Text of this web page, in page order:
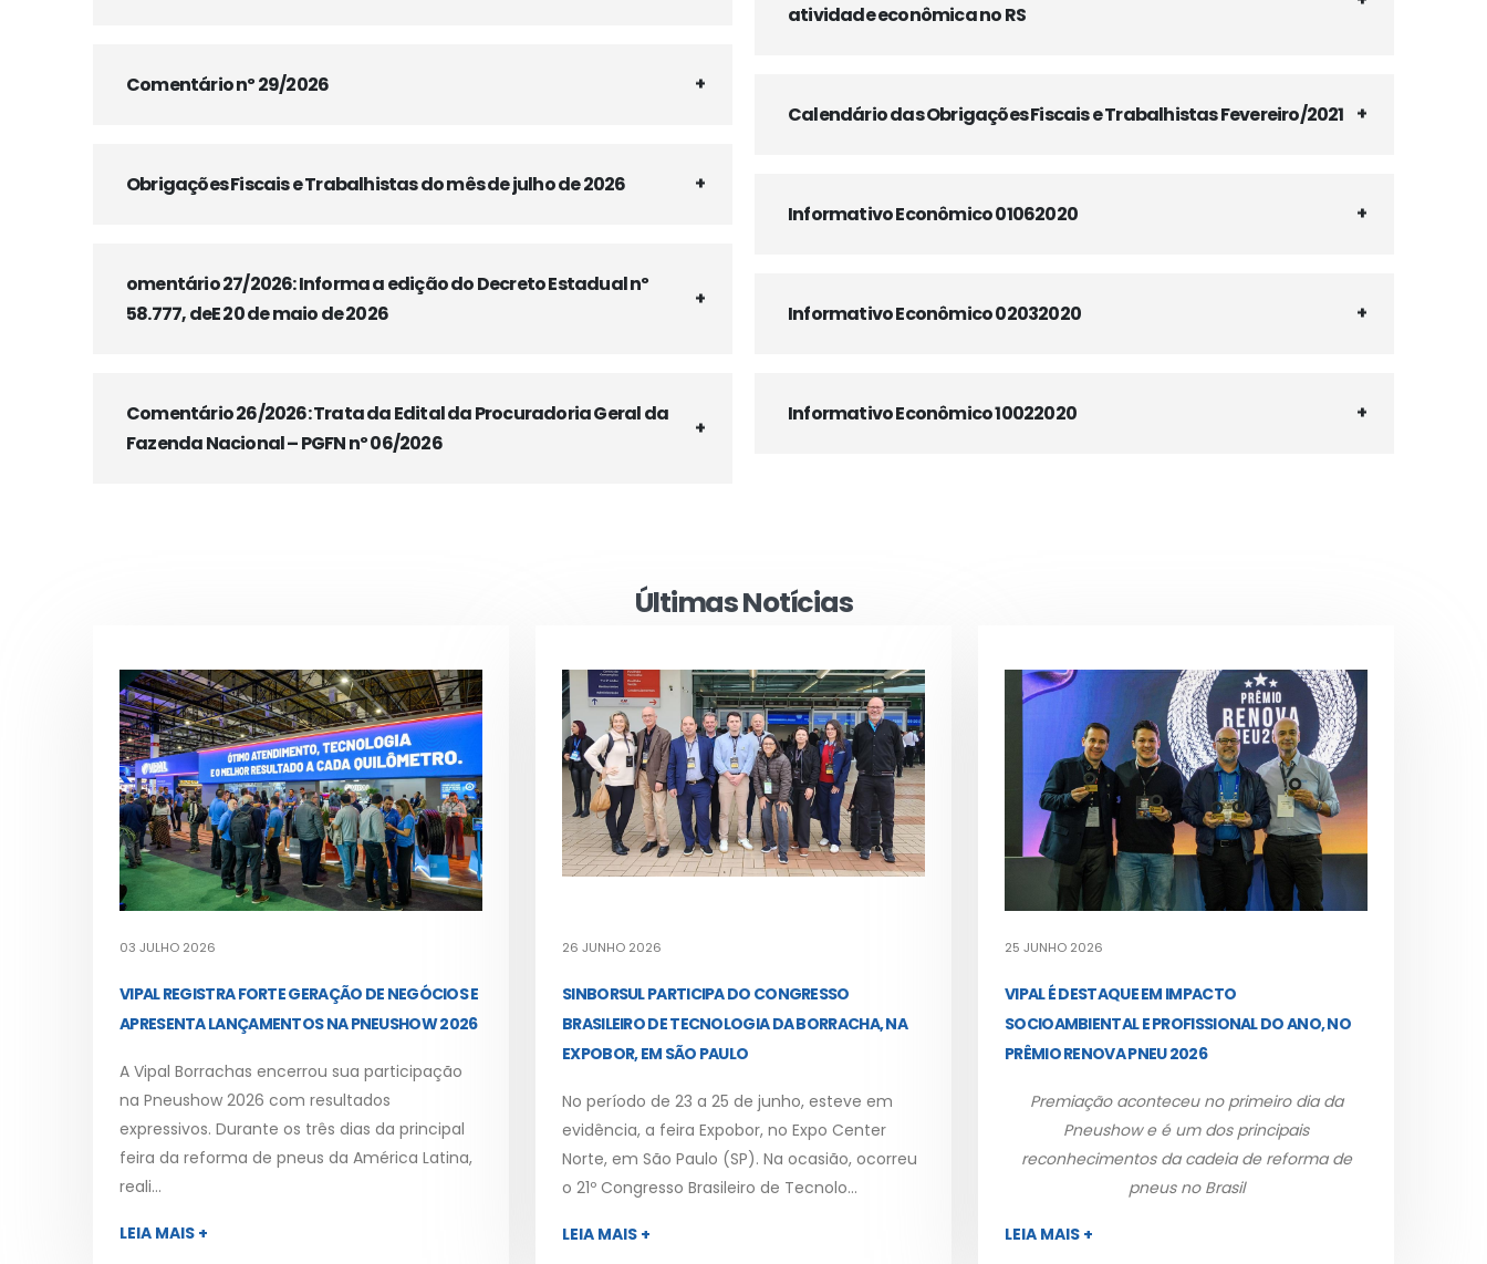
Comentário nº 29/2026
Obrigações Fiscais e Trabalhistas do mês de julho de 2026
omentário 27/2026: Informa a edição do Decreto Estadual nº
58.777, deE 20 de maio de 2026
Comentário 26/2026: Trata da Edital da Procuradoria Geral da
Fazenda Nacional – PGFN nº 06/2026
atividade econômica no RS
Calendário das Obrigações Fiscais e Trabalhistas Fevereiro/2021
Informativo Econômico 01062020
Informativo Econômico 02032020
Informativo Econômico 10022020
Últimas Notícias
03 JULHO 2026
VIPAL REGISTRA FORTE GERAÇÃO DE NEGÓCIOS E
APRESENTA LANÇAMENTOS NA PNEUSHOW 2026
A Vipal Borrachas encerrou sua participação
na Pneushow 2026 com resultados
expressivos. Durante os três dias da principal
feira da reforma de pneus da América Latina,
reali...
LEIA MAIS +
26 JUNHO 2026
SINBORSUL PARTICIPA DO CONGRESSO
BRASILEIRO DE TECNOLOGIA DA BORRACHA, NA
EXPOBOR, EM SÃO PAULO
No período de 23 a 25 de junho, esteve em
evidência, a feira Expobor, no Expo Center
Norte, em São Paulo (SP). Na ocasião, ocorreu
o 21º Congresso Brasileiro de Tecnolo...
LEIA MAIS +
25 JUNHO 2026
VIPAL É DESTAQUE EM IMPACTO
SOCIOAMBIENTAL E PROFISSIONAL DO ANO, NO
PRÊMIO RENOVA PNEU 2026
Premiação aconteceu no primeiro dia da
Pneushow e é um dos principais
reconhecimentos da cadeia de reforma de
pneus no Brasil
LEIA MAIS +